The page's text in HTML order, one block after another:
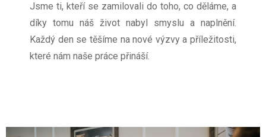
Jsme ti, kteří se zamilovali do toho, co děláme, a
díky tomu náš život nabyl smyslu a naplnění.
Každý den se těšíme na nové výzvy a příležitosti,
které nám naše práce přináší.